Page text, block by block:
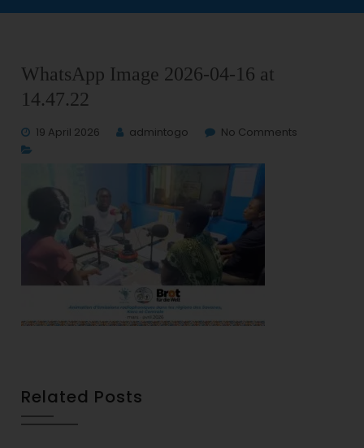
WhatsApp Image 2026-04-16 at
14.47.22
19 April 2026 admintogo No Comments
Related Posts